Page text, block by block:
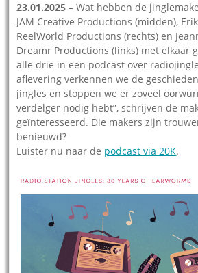
23.01.2025 – Wat hebben de
JAM Creative Productions (midden),
ReelWorld Productions (rechts) en
Dreamr Productions (links) met elkaar
alle drie in een podcast over
aflevering verkennen we de
jingles en stoppen we er zoveel
verdelger nodig hebt”, schrijven de
geïnteresseerd. Die makers zijn
benieuwd?
Luister nu naar de podcast via 20K.